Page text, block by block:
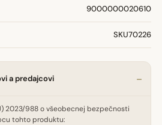
9000000020610
SKU70226
a predajcovi
2023/988 o všeobecnej bezpečnosti
tohto produktu: